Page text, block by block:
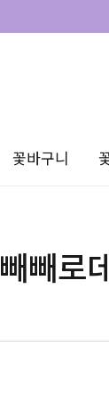
꽃바구니
빼빼로